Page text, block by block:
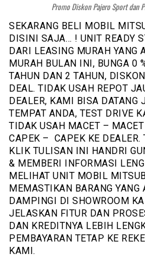
Promo Diskon Pajero Sport dan
SEKARANG BELI MOBIL
DISINI SAJA… ! UNIT READY
DARI LEASING MURAH YANG
MURAH BULAN INI, BUNGA 0
TAHUN DAN 2 TAHUN,
DEAL. TIDAK USAH REPOT
DEALER, KAMI BISA DATANG
TEMPAT ANDA, TEST DRIVE
TIDAK USAH MACET –
CAPEK – CAPEK KE DEALER.
KLIK TULISAN INI HANDRI
& MEMBERI INFORMASI
MELIHAT UNIT MOBIL
MEMASTIKAN BARANG
DAMPINGI DI SHOWROOM
JELASKAN FITUR DAN
DAN KREDITNYA LEBIH
PEMBAYARAN TETAP KE
KAMI.